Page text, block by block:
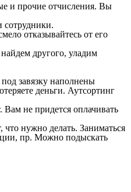
и прочие отчисления. Вы
сотрудники.
отказывайтесь от его
другого, уладим
завязку наполнены
деньги. Аутсортинг
не придется оплачивать
нужно делать. Заниматься
пр. Можно подыскать